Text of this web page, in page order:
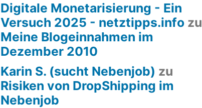
Digitale Monetarisierung - Ein
Versuch 2025 - netztipps.info zu
Meine Blogeinnahmen im
Dezember 2010
Karin S. (sucht Nebenjob) zu
Risiken von DropShipping im
Nebenjob